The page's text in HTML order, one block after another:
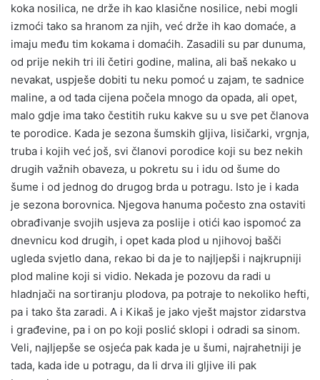
koka nosilica, ne drže ih kao klasične nosilice, nebi mogli
izmoći tako sa hranom za njih, već drže ih kao domaće, a
imaju među tim kokama i domaćih. Zasadili su par dunuma,
od prije nekih tri ili četiri godine, malina, ali baš nekako u
nevakat, uspješe dobiti tu neku pomoć u zajam, te sadnice
maline, a od tada cijena počela mnogo da opada, ali opet,
malo gdje ima tako čestitih ruku kakve su u sve pet članova
te porodice. Kada je sezona šumskih gljiva, lisičarki, vrgnja,
truba i kojih već još, svi članovi porodice koji su bez nekih
drugih važnih obaveza, u pokretu su i idu od šume do
šume i od jednog do drugog brda u potragu. Isto je i kada
je sezona borovnica. Njegova hanuma počesto zna ostaviti
obrađivanje svojih usjeva za poslije i otići kao ispomoć za
dnevnicu kod drugih, i opet kada plod u njihovoj bašči
ugleda svjetlo dana, rekao bi da je to najljepši i najkrupniji
plod maline koji si vidio. Nekada je pozovu da radi u
hladnjači na sortiranju plodova, pa potraje to nekoliko hefti,
pa i tako šta zaradi. A i Kikaš je jako vješt majstor zidarstva
i građevine, pa i on po koji poslić sklopi i odradi sa sinom.
Veli, najljepše se osjeća pak kada je u šumi, najrahetniji je
tada, kada ide u potragu, da li drva ili gljive ili pak